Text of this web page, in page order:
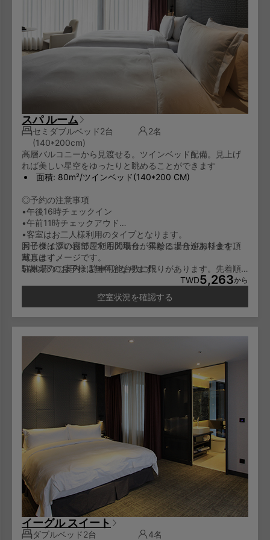
スパ ルーム
セミダブルベッド2台
(140*200cm)
2名
高層バルコニーから見渡せる。ツインベッド配備。見上げ
れば美しい星空をゆったりと眺めることができます
面積: 80m²/ツインベッド(140*200 CM)
◎予約の注意事項
•午後16時チェックイン
•午前11時チェックアウド
•客室はお二人様利用のタイプとなります。
お子様は添い寝でご利用の場合、年齢により追加料金を頂
戴します。
5歳以下のお子様は無料となります。
6-11歳のお子様は一泊NT600/人となります。
12歳以上のお子様は大人料金と同じに一泊NT1,000/人とな
同じタイプのお部屋でも間取りが異なる場合があります。
写真はイメージです。
駐車場のご案内：駐車可能台数に限りがあります。先着順
TWD5,263から
空室状況を確認する
イーグル スイート
ダブルベッド2台
4名